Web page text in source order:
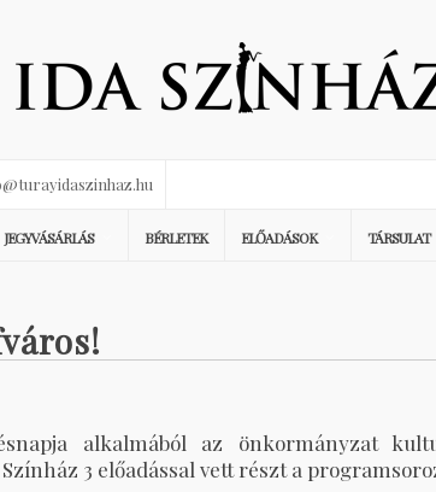
JEGYVÁSÁRLÁS BÉRLETEK ELŐADÁSOK TÁRSULAT
alkalmából az önkormányzat
3 előadással vett részt a